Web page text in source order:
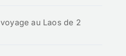
au Laos de 2